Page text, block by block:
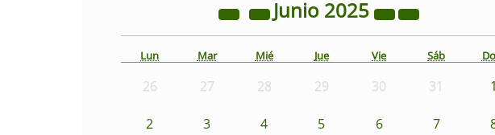
Junio 2025
Lun Mar Mié Jue Vie Sáb
26 27 28 29 30 31 1
2 3 4 5 6 7